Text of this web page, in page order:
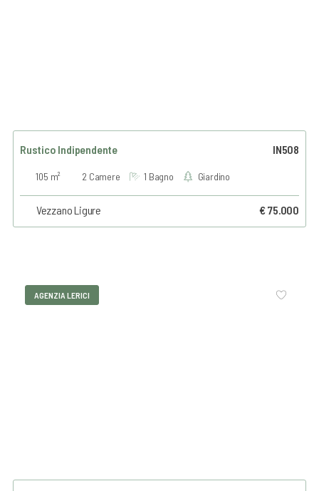
Rustico Indipendente IN508
105 m² 2 Camere 1 Bagno Giardino
Vezzano Ligure € 75.000
AGENZIA LERICI